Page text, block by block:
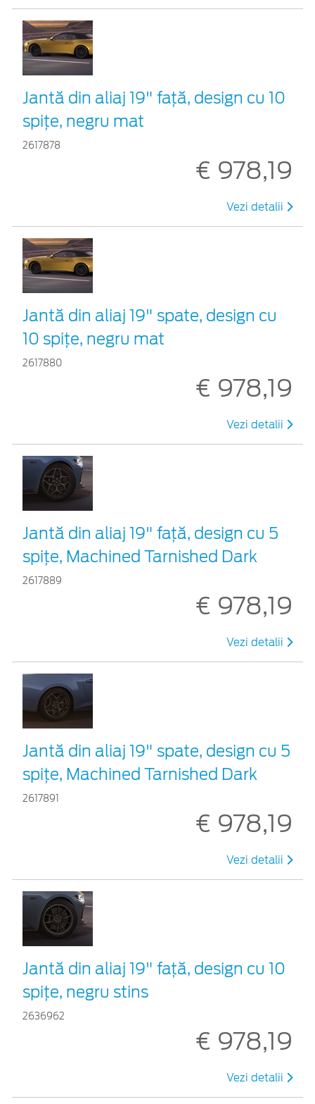
Jantă din aliaj 19" față, design cu 10
spițe, negru mat
2617878
€ 978,19
Vezi detalii
Jantă din aliaj 19" spate, design cu
10 spițe, negru mat
2617880
€ 978,19
Vezi detalii
Jantă din aliaj 19" față, design cu 5
spițe, Machined Tarnished Dark
2617889
€ 978,19
Vezi detalii
Jantă din aliaj 19" spate, design cu 5
spițe, Machined Tarnished Dark
2617891
€ 978,19
Vezi detalii
Jantă din aliaj 19" față, design cu 10
spițe, negru stins
2636962
€ 978,19
Vezi detalii